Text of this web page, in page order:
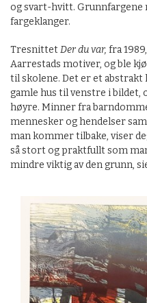
og svart-hvitt. Grunnfargene
fargeklanger.
TresnittetDer du var, fra
Aarrestads motiver, og ble
til skolene. Det er et abstrakt
gamle hus til venstre i bildet,
høyre. Minner fra
mennesker og hendelser
man kommer tilbake, viser
så stort og praktfullt som
mindre viktig av den grunn,